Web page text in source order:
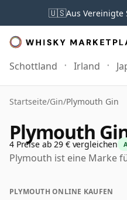
🇺🇸Aus Vereinigte
Schottland Irland
Startseite/Gin/Plymouth Gin
Plymouth
4 Preise ab 29 € vergleichen
Plymouth ist eine Marke
PLYMOUTH ONLINE KAUFEN